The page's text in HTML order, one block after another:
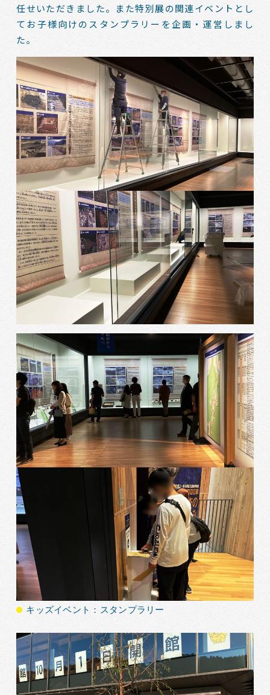
任せいただきました。また特別展の関連イベントとし
てお子様向けのスタンプラリーを企画・運営しまし
た。
キッズイベント：スタンプラリー